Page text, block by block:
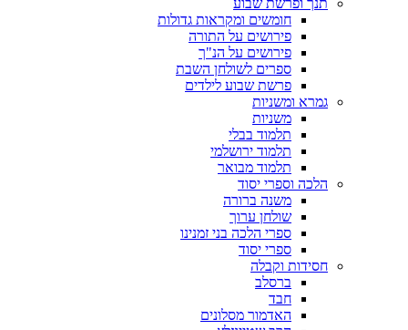
תנך ופרשת שבוע
חומשים ומקראות גדולות
פירושים על התורה
פירושים על הנ"ך
ספרים לשולחן השבת
פרשת שבוע לילדים
גמרא ומשניות
משניות
תלמוד בבלי
תלמוד ירושלמי
תלמוד מבואר
הלכה וספרי יסוד
משנה ברורה
שולחן ערוך
ספרי הלכה בני זמנינו
ספרי יסוד
חסידות וקבלה
ברסלב
חבד
האדמור מסלונים